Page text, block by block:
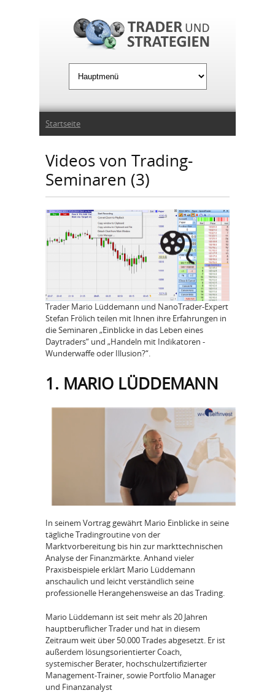
Sie sind hier
Startseite
Videos von Trading-
Seminaren (3)
Trader Mario Lüddemann und NanoTrader-Expert
Stefan Frölich teilen mit Ihnen ihre Erfahrungen in
die Seminaren „Einblicke in das Leben eines
Daytraders“ und „Handeln mit Indikatoren -
Wunderwaffe oder Illusion?“.
1. MARIO LÜDDEMANN
In seinem Vortrag gewährt Mario Einblicke in seine
tägliche Tradingroutine von der
Marktvorbereitung bis hin zur markttechnischen
Analyse der Finanzmärkte. Anhand vieler
Praxisbeispiele erklärt Mario Lüddemann
anschaulich und leicht verständlich seine
professionelle Herangehensweise an das Trading.
Mario Lüddemann ist seit mehr als 20 Jahren
hauptberuflicher Trader und hat in diesem
Zeitraum weit über 50.000 Trades abgesetzt. Er ist
außerdem lösungsorientierter Coach,
systemischer Berater, hochschulzertifizierter
Management-Trainer, sowie Portfolio Manager
und Finanzanalyst